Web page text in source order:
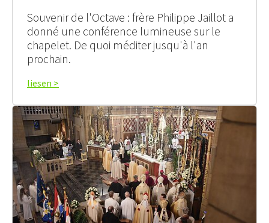
Souvenir de l'Octave : frère Philippe Jaillot a
donné une conférence lumineuse sur le
chapelet. De quoi méditer jusqu'à l'an
prochain.
liesen >